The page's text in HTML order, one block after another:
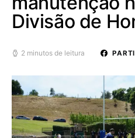
Divisão de
2 minutos de leitura